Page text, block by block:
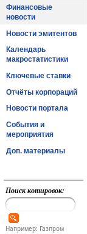
Финансовые
новости
Новости эмитентов
Календарь
макростатистики
Ключевые ставки
Отчёты корпораций
Новости портала
События и
мероприятия
Доп. материалы
Поиск котировок:
Например: Газпром